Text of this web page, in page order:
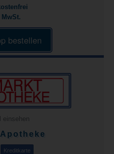
bestellen
einsehen
Kreditkarte